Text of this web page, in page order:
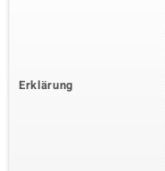
Erklärung